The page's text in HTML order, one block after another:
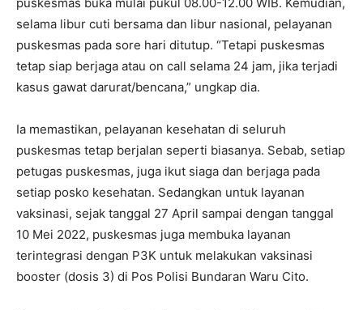
selama libur cuti bersama dan libur nasional, pelayanan
puskesmas pada sore hari ditutup. “Tetapi puskesmas
tetap siap berjaga atau on call selama 24 jam, jika terjadi
kasus gawat darurat/bencana,” ungkap dia.
Ia memastikan, pelayanan kesehatan di seluruh
puskesmas tetap berjalan seperti biasanya. Sebab, setiap
petugas puskesmas, juga ikut siaga dan berjaga pada
setiap posko kesehatan. Sedangkan untuk layanan
vaksinasi, sejak tanggal 27 April sampai dengan tanggal
10 Mei 2022, puskesmas juga membuka layanan
terintegrasi dengan P3K untuk melakukan vaksinasi
booster (dosis 3) di Pos Polisi Bundaran Waru Cito.